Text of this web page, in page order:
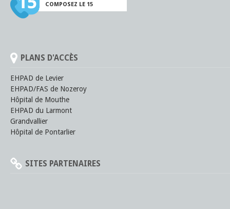
COMPOSEZ LE 15
PLANS D'ACCÈS
EHPAD de Levier
EHPAD/FAS de Nozeroy
Hôpital de Mouthe
EHPAD du Larmont
Grandvallier
Hôpital de Pontarlier
SITES PARTENAIRES